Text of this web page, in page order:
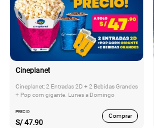
Cineplanet
Cineplanet: 2 Entradas 2D + 2 Bebidas Grandes
+ Pop corn gigante. Lunes a Domingo
PRECIO
S/ 47.90
Comprar